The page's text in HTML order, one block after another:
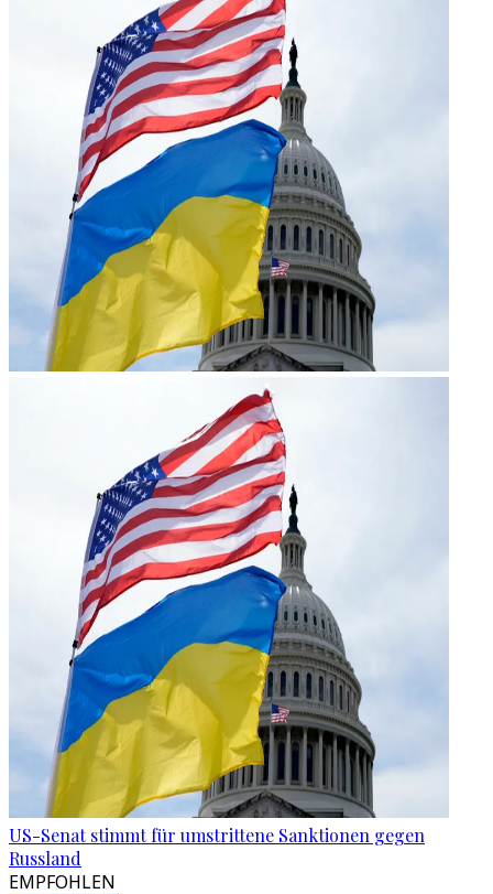
US-Senat stimmt für umstrittene Sanktionen gegen
Russland
EMPFOHLEN